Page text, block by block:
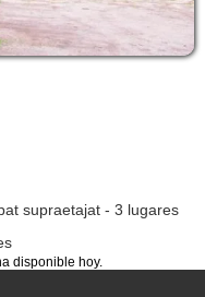
disponible hoy.
supraetajat - 3 lugares